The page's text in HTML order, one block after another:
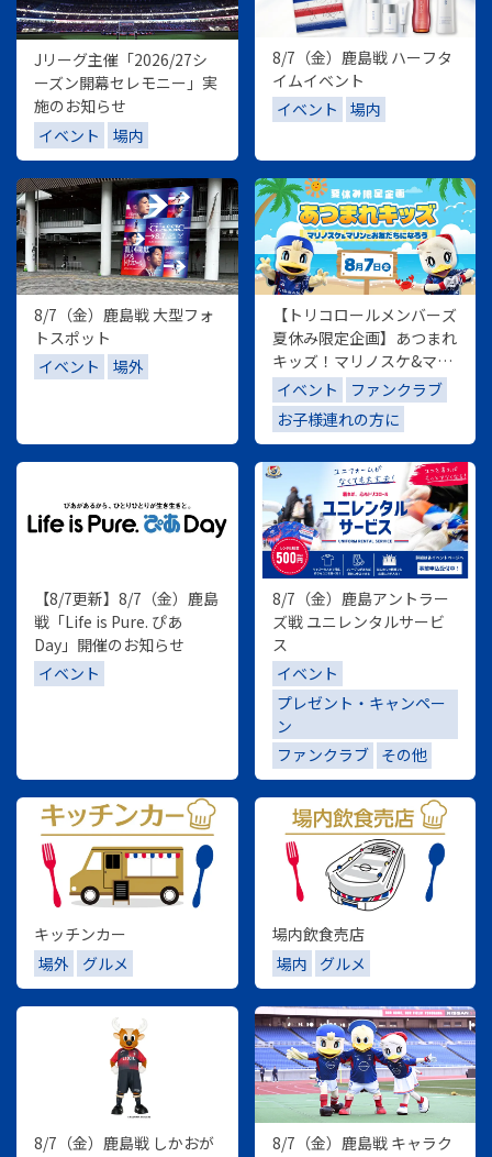
Jリーグ主催「2026/27シ
ーズン開幕セレモニー」実
施のお知らせ
イベント
場内
8/7（金）鹿島戦 ハーフタ
イムイベント
イベント
場内
8/7（金）鹿島戦 大型フォ
トスポット
イベント
場外
【トリコロールメンバーズ
夏休み限定企画】あつまれ
キッズ！マリノスケ&マリ
ンとお友だちになろう！
イベント
ファンクラブ
お子様連れの方に
【8/7更新】8/7（金）鹿島
戦「Life is Pure. ぴあ
Day」開催のお知らせ
イベント
8/7（金）鹿島アントラー
ズ戦 ユニレンタルサービ
ス
イベント
プレゼント・キャンペー
ン
ファンクラブ
その他
キッチンカー
場外
グルメ
場内飲食売店
場内
グルメ
8/7（金）鹿島戦 しかおが
8/7（金）鹿島戦 キャラク